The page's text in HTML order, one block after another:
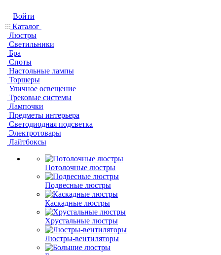
Войти
Каталог
Люстры
Светильники
Бра
Споты
Настольные лампы
Торшеры
Уличное освещение
Трековые системы
Лампочки
Предметы интерьера
Светодиодная подсветка
Электротовары
Лайтбоксы
Потолочные люстры
Подвесные люстры
Каскадные люстры
Хрустальные люстры
Люстры-вентиляторы